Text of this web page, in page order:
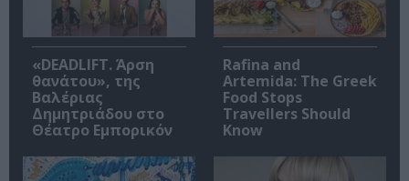
«DEADLIFT. Άρση
θανάτου», της
Βαλέριας
Δημητριάδου στο
Θέατρο Εμπορικόν
Rafina and
Artemida: The Greek
Food Stops
Travellers Should
Know